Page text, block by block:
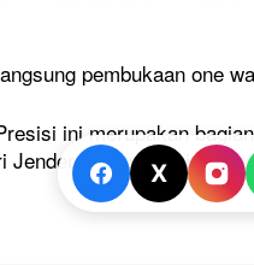
pembukaan one
ini merupakan
Jenderal Listyo Sigit
X